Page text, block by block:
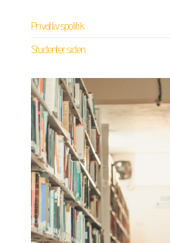
Privatlivspolitik
Studentersiden